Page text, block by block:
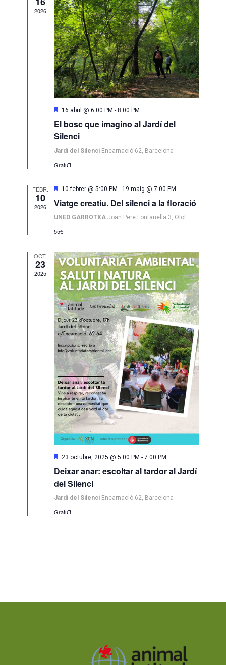
2026
Destacats
16 abril @ 6:00 PM - 8:00 PM
El bosc que imagino al Jardí del
Silenci
Jardí del Silenci Encarnació 62, Barcelona
Gratuït
FEBR.
10
2026
Destacats
10 febrer @ 5:00 PM - 19 maig @ 7:00 PM
Viatge creatiu. Del silenci a la floració
UNED GARROTXAJoan Pere Fontanella 3, Olot
55€
OCT.
23
2025
Destacats
23 octubre, 2025 @ 5:00 PM -7:00 PM
Deixar anar: escoltar al tardor al Jardí
del Silenci
Jardí del Silenci Encarnació 62, Barcelona
Gratuït